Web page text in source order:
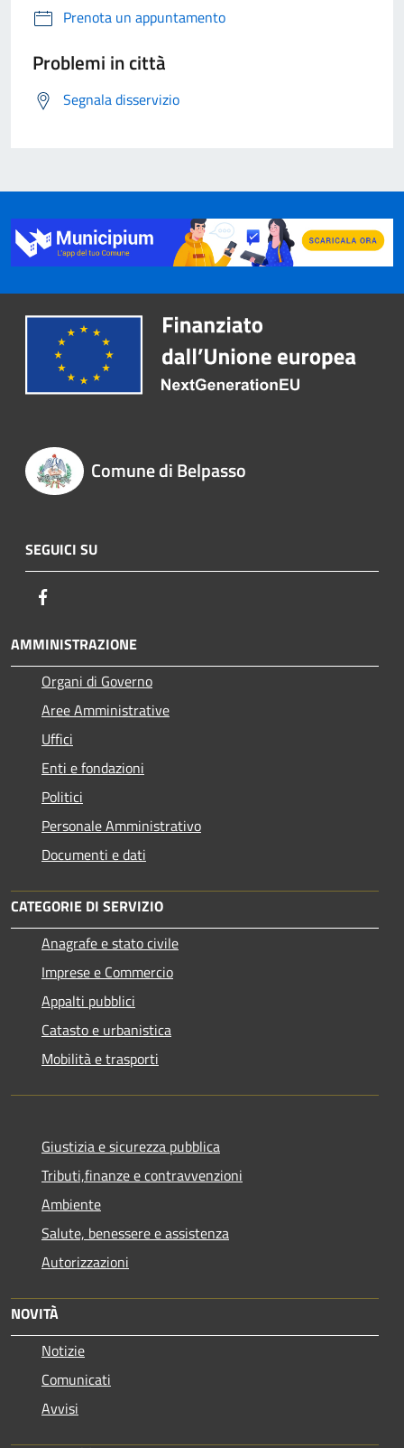
Prenota un appuntamento
Problemi in città
Segnala disservizio
Comune di Belpasso
SEGUICI SU
AMMINISTRAZIONE
Organi di Governo
Aree Amministrative
Uffici
Enti e fondazioni
Politici
Personale Amministrativo
Documenti e dati
CATEGORIE DI SERVIZIO
Anagrafe e stato civile
Imprese e Commercio
Appalti pubblici
Catasto e urbanistica
Mobilità e trasporti
Giustizia e sicurezza pubblica
Tributi,finanze e contravvenzioni
Ambiente
Salute, benessere e assistenza
Autorizzazioni
NOVITÀ
Notizie
Comunicati
Avvisi